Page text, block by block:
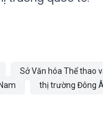
Sở Văn hóa Thể thao
thị trường Đông